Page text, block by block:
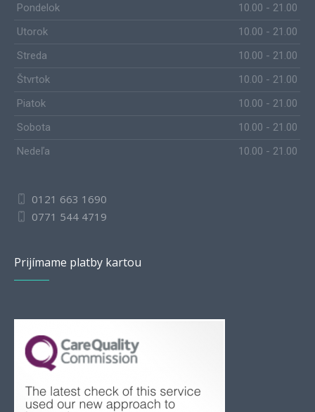
Pondelok
10.00 - 21.00
Utorok
10.00 - 21.00
Streda
10.00 - 21.00
Štvrtok
10.00 - 21.00
Piatok
10.00 - 21.00
Sobota
10.00 - 21.00
Nedeľa
10.00 - 21.00
0121 663 1690
0771 544 4719
Prijímame platby kartou